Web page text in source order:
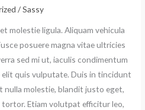
/Sassy
molestie ligula. Aliquam vehicula
posuere magna vitae ultricies
sed mi ut, iaculis condimentum
quis vulputate. Duis in tincidunt
nulla molestie, blandit justo eget,
Etiam volutpat efficitur leo,